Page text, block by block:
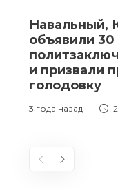
Навальный,
объявили
и призвали
голодовку
3 года назад